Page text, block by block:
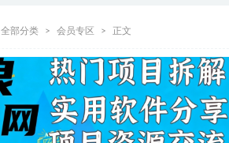
全部分类 会员专区 正文